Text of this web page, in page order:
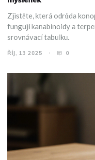
Zjistěte, která odrůda
fungují kanabinoidy a
srovnávací tabulku.
ŘÍJ, 13 2025 0